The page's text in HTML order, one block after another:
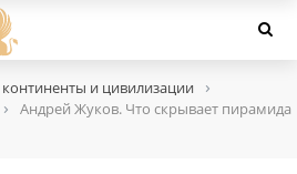
и цивилизации ›
›
Андрей Жуков. Что скрывает пирамида